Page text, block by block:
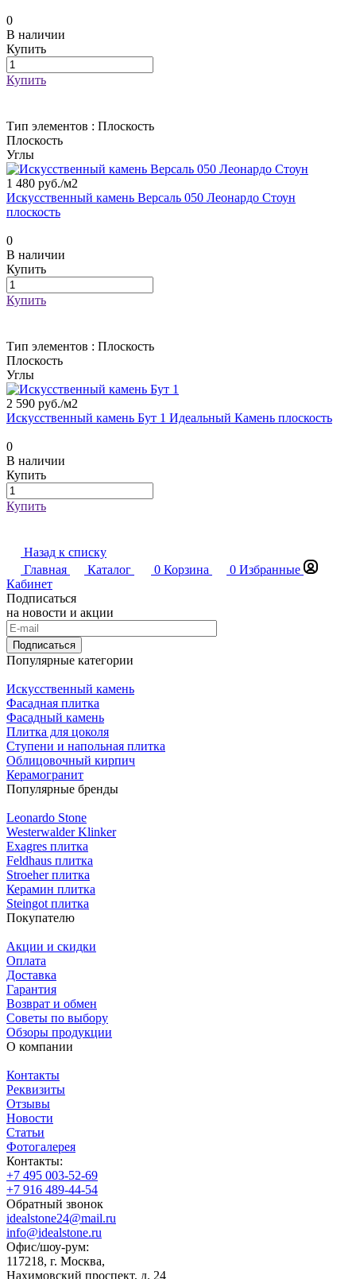
0
В наличии
Купить
Купить
Тип элементов : Плоскость
Плоскость
Углы
1 480 руб./м2
Искусственный камень Версаль 050 Леонардо Стоун
плоскость
0
В наличии
Купить
Купить
Тип элементов : Плоскость
Плоскость
Углы
2 590 руб./м2
Искусственный камень Бут 1 Идеальный Камень плоскость
0
В наличии
Купить
Купить
Назад к списку
Главная
Каталог 0 Корзина 0 Избранные
Кабинет
Подписаться
на новости и акции
Подписаться
Популярные категории
Искусственный камень
Фасадная плитка
Фасадный камень
Плитка для цоколя
Ступени и напольная плитка
Облицовочный кирпич
Керамогранит
Популярные бренды
Leonardo Stone
Westerwalder Klinker
Exagres плитка
Feldhaus плитка
Stroeher плитка
Керамин плитка
Steingot плитка
Покупателю
Акции и скидки
Оплата
Доставка
Гарантия
Возврат и обмен
Советы по выбору
Обзоры продукции
О компании
Контакты
Реквизиты
Отзывы
Новости
Статьи
Фотогалерея
Контакты:
+7 495 003-52-69
+7 916 489-44-54
Обратный звонок
idealstone24@mail.ru
info@idealstone.ru
Офис/шоу-рум:
117218, г. Москва,
Нахимовский проспект, д. 24